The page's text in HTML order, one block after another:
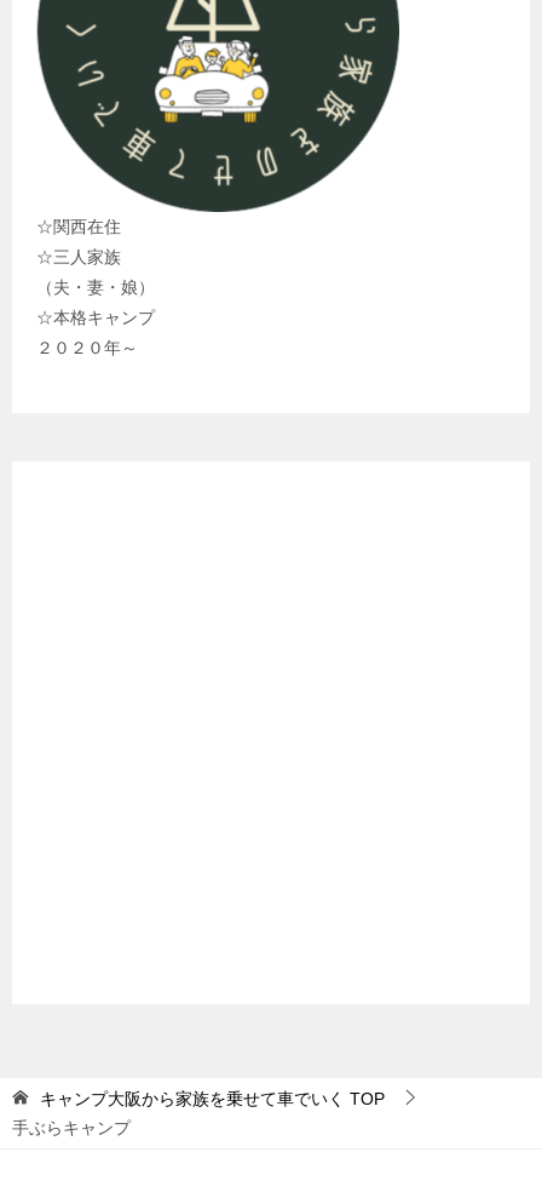
☆関西在住
☆三人家族
（夫・妻・娘）
☆本格キャンプ
２０２０年～
キャンプ大阪から家族を乗せて車でいく TOP
手ぶらキャンプ